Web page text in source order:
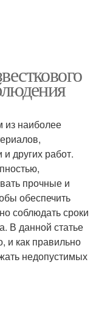
из наиболее
других работ.
прочные и
обеспечить
соблюдать сроки
В данной статье
и как правильно
недопустимых